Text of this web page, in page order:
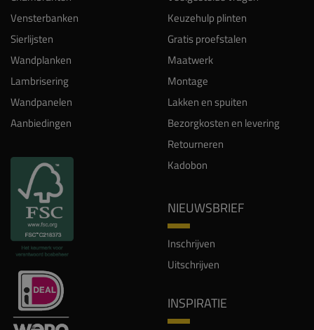
Vensterbanken
Sierlijsten
Wandplanken
Lambrisering
Wandpanelen
Aanbiedingen
Keuzehulp plinten
Gratis proefstalen
Maatwerk
Montage
Lakken en spuiten
Bezorgkosten en levering
Retourneren
Kadobon
NIEUWSBRIEF
Inschrijven
Uitschrijven
INSPIRATIE